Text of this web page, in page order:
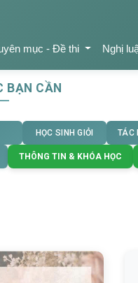
mục - Đề thi Nghị
BẠN CẦN
HỌC SINH GIỎI TÁC
THÔNG TIN & KHÓA HỌC